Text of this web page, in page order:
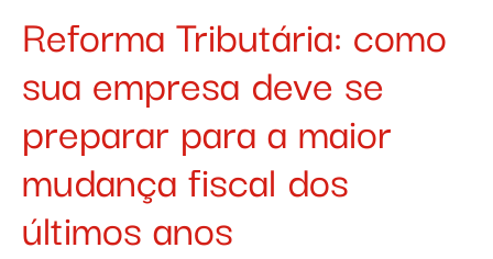
Reforma Tributária: como
sua empresa deve se
preparar para a maior
mudança fiscal dos
últimos anos